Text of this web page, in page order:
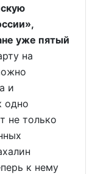
уже пятый
на
и
одно
не только
к нему